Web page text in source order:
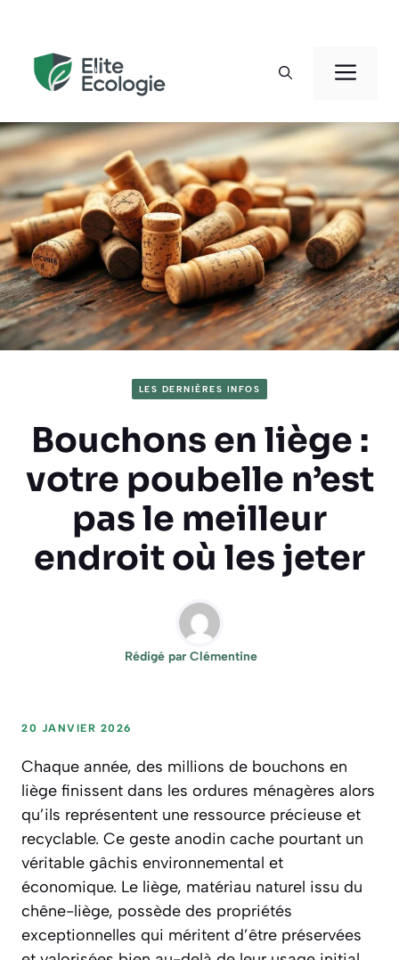
contenu
LES DERNIÈRES INFOS
Bouchons en liège :
votre poubelle n’est
pas le meilleur
endroit où les jeter
Rédigé par Clémentine
20 JANVIER 2026
Chaque année, des millions de bouchons en
liège finissent dans les ordures ménagères alors
qu’ils représentent une ressource précieuse et
recyclable. Ce geste anodin cache pourtant un
véritable gâchis environnemental et
économique. Le liège, matériau naturel issu du
chêne-liège, possède des propriétés
exceptionnelles qui méritent d’être préservées